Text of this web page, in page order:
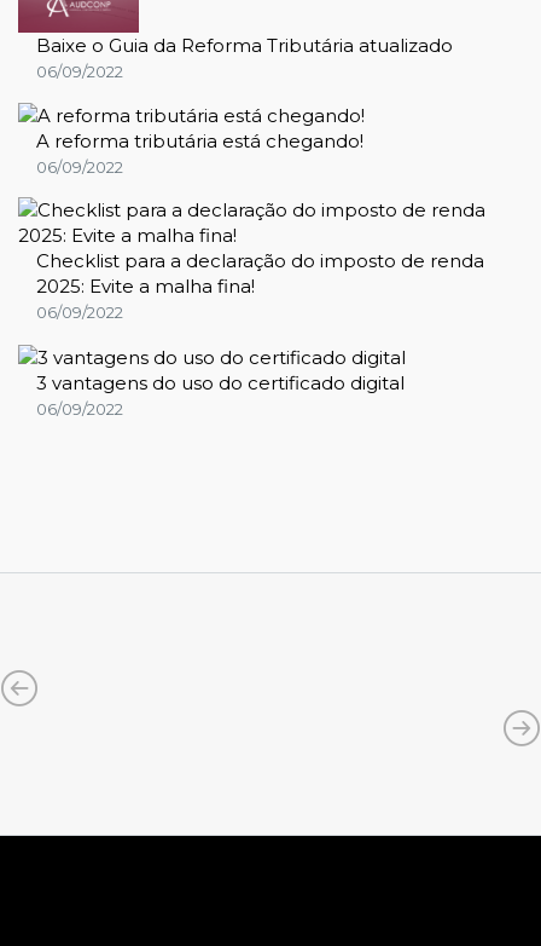
Baixe o Guia da Reforma Tributária atualizado
06/09/2022
A reforma tributária está chegando!
06/09/2022
Checklist para a declaração do imposto de renda
2025: Evite a malha fina!
06/09/2022
3 vantagens do uso do certificado digital
06/09/2022